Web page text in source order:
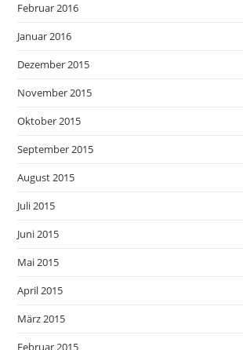
Februar 2016
Januar 2016
Dezember 2015
November 2015
Oktober 2015
September 2015
August 2015
Juli 2015
Juni 2015
Mai 2015
April 2015
März 2015
Februar 2015